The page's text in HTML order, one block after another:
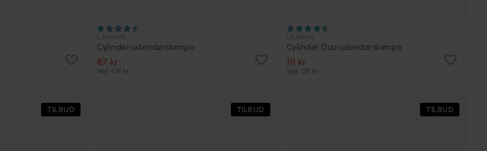
Cylinder udendørslampe
87 kr.
Vejl. 109 kr.
Cylinder Duo udendørslampe
111 kr.
Vejl. 139 kr.
TILBUD TILBUD TILBUD